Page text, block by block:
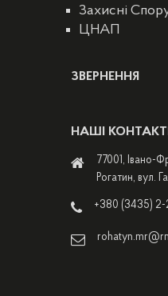
Захисні
ЦНАП
ЗВЕРНЕННЯ
НАШІ
77001, Івано-
Рогатин, вул.
+380 (3435)